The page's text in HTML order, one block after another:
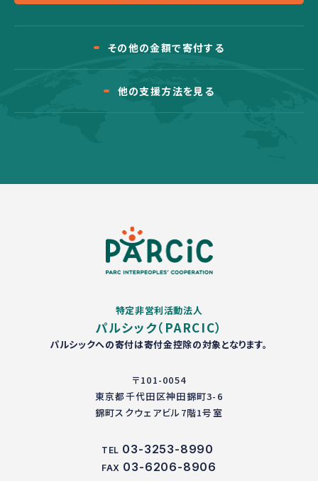
その他の金額で寄付する
他の支援方法を見る
特定非営利活動法人
パルシック（PARCIC）
パルシックへの寄付は寄付金控除の対象となります。
〒101-0054
東京都千代田区神田錦町3-6
錦町スクウェアビル7階1号室
TEL 03-3253-8990
FAX 03-6206-8906